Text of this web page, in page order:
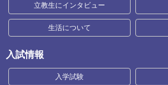
立教生にインタビュー
生活について
入試情報
入学試験